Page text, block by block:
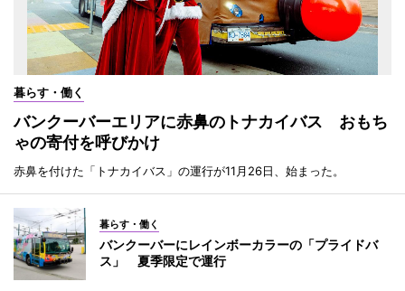
暮らす・働く
バンクーバーエリアに赤鼻のトナカイバス おもち
ゃの寄付を呼びかけ
赤鼻を付けた「トナカイバス」の運行が11月26日、始まった。
暮らす・働く
バンクーバーにレインボーカラーの「プライドバ
ス」 夏季限定で運行